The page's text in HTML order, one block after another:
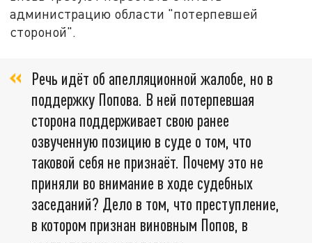
администрацию области "потерпевшей
стороной".
Речь идёт об апелляционной жалобе, но в
поддержку Попова. В ней потерпевшая
сторона поддерживает свою ранее
озвученную позицию в суде о том, что
таковой себя не признаёт. Почему это не
приняли во внимание в ходе судебных
заседаний? Дело в том, что преступление,
в котором признан виновным Попов, в